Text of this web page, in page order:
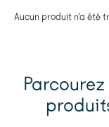
Aucun produit n'a été